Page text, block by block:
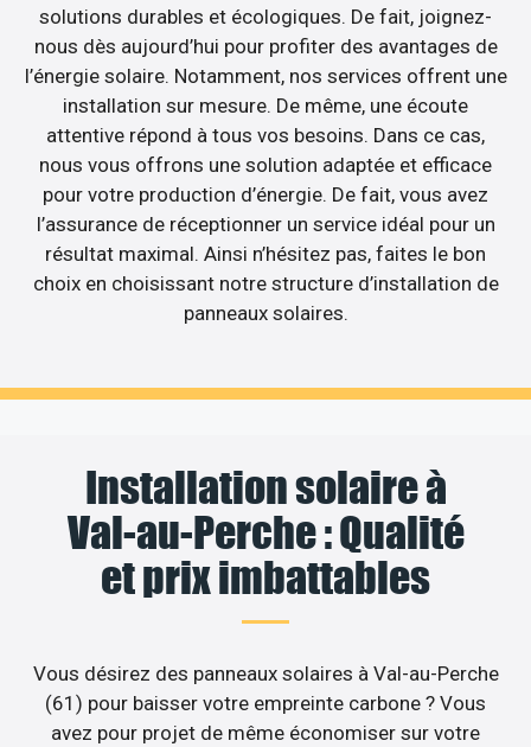
solutions durables et écologiques. De fait, joignez-
nous dès aujourd’hui pour profiter des avantages de
l’énergie solaire. Notamment, nos services offrent une
installation sur mesure. De même, une écoute
attentive répond à tous vos besoins. Dans ce cas,
nous vous offrons une solution adaptée et efficace
pour votre production d’énergie. De fait, vous avez
l’assurance de réceptionner un service idéal pour un
résultat maximal. Ainsi n’hésitez pas, faites le bon
choix en choisissant notre structure d’installation de
panneaux solaires.
Installation solaire à
Val-au-Perche : Qualité
et prix imbattables
Vous désirez des panneaux solaires à Val-au-Perche
(61) pour baisser votre empreinte carbone ? Vous
avez pour projet de même économiser sur votre